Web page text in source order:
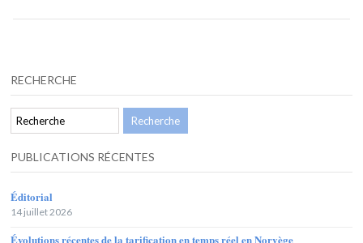
RECHERCHE
PUBLICATIONS RÉCENTES
Éditorial
14 juillet 2026
Évolutions récentes de la tarification en temps réel en Norvège